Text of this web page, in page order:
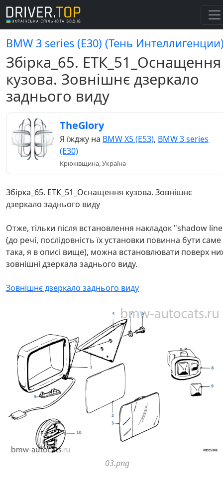
BMW 3 series (E30) (Тень
Збірка_65. ЕТК_51_Оснащення
кузова. Зовнішнє дзеркало
заднього виду
TheGlory
Я їжджу на BMW X5 (E53), BMW 3 series
(E30)
Крюківщина, Україна
Збірка_65. ЕТК_51_Оснащення кузова. Зовнішнє
дзеркало заднього виду
Отже, тільки після встановлення накладок "shadow
(до речі, послідовність їх установки повинна бути саме
така, я в описі вище), можна встановлювати поверх
зовнішні дзеркала заднього виду.
Зовнішнє дзеркало заднього виду
03.png